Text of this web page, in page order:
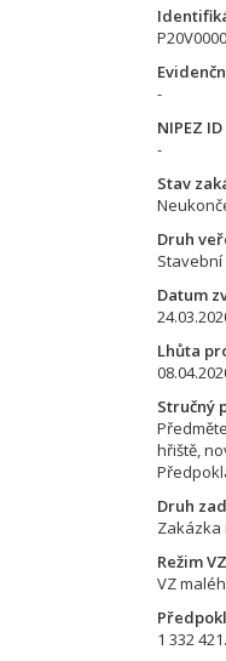
-
NIPEZ ID
-
Stav
Druh
Datum
Lhůta
Stručný
hřiště,
Druh
Zakázka
Režim
VZ
1 332